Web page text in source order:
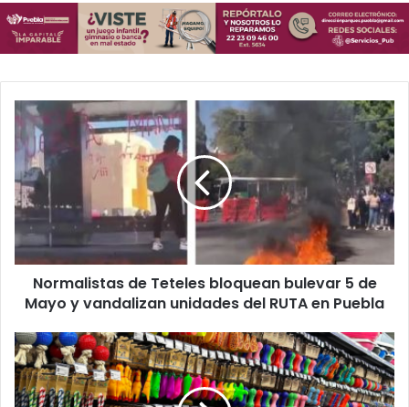
Normalistas
de
Teteles
bloquean
bulevar
5
de
Mayo
y
vandalizan
unidades
RUTA
en
Puebla
Normalistas de Teteles bloquean bulevar 5 de
Mayo y vandalizan unidades del RUTA en Puebla
Gobierno
estatal
vigilará
tiendas